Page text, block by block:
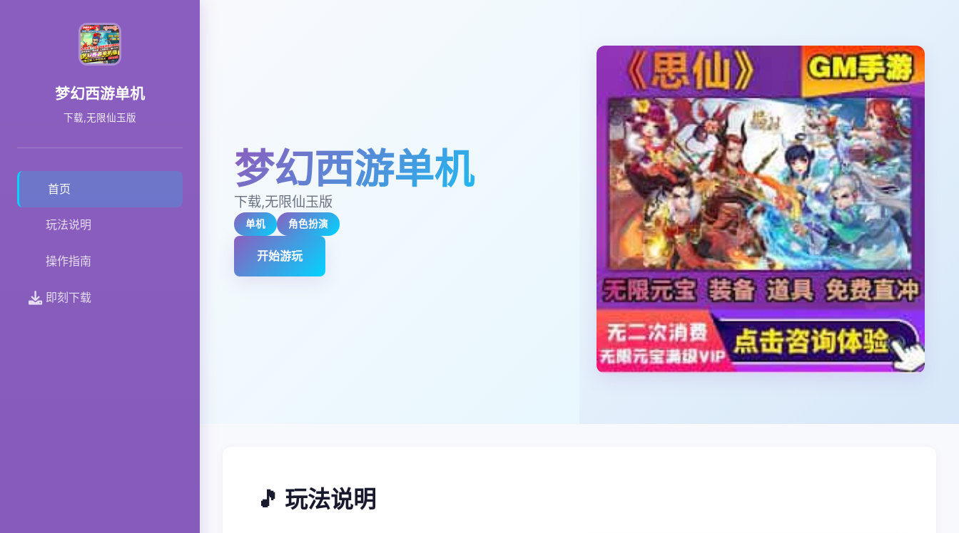
梦幻西游单机
下载,无限仙玉版
首页
玩法说明
操作指南
即刻下载
梦幻西游单机
下载,无限仙玉版
单机 角色扮演
开始游玩
🎵 玩法说明